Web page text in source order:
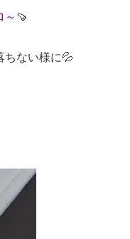
～ 🍠
ちない様に💦